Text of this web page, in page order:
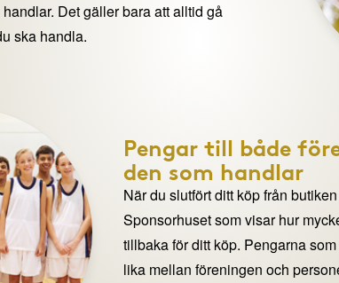
Det gäller bara att alltid gå
ska handla.
Pengar till både
den som handlar
När du slutfört ditt köp från
Sponsorhuset som visar hur
tillbaka för ditt köp. Pengarna
lika mellan föreningen och